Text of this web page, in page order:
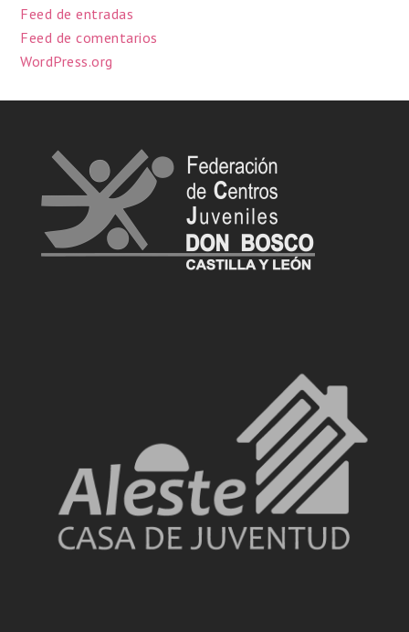
Feed de entradas
Feed de comentarios
WordPress.org